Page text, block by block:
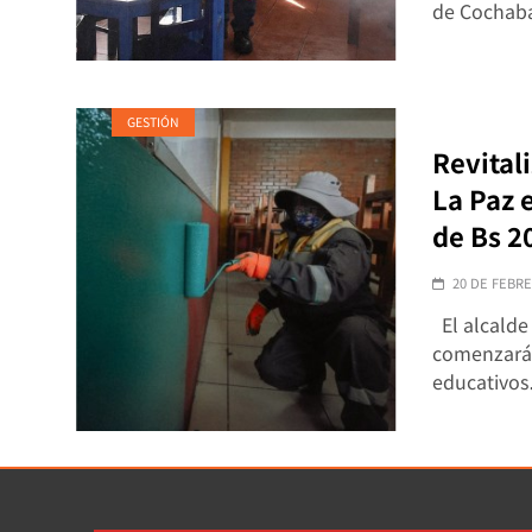
de
GESTIÓN
La Paz
de Bs
20 DE
El